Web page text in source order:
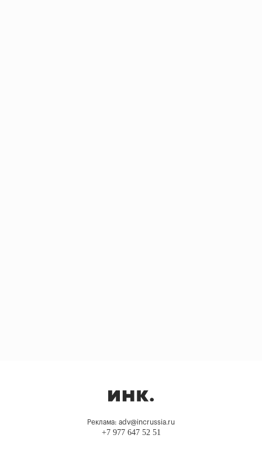
Реклама: adv@incrussia.ru
+7 977 647 52 51